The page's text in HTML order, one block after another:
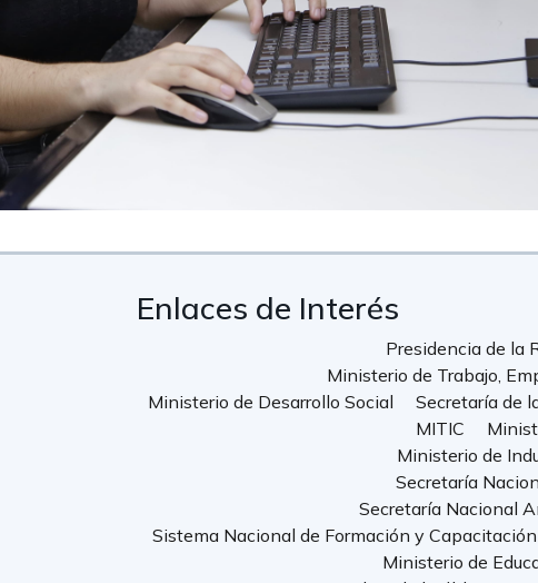
Enlaces de Interés
Presidencia de la
Ministerio de Trabajo,
Ministerio de Desarrollo Social
Secretaría de
MITIC
Ministerio de
Secretaría
Secretaría Nacional
Sistema Nacional de Formación y
Ministerio de